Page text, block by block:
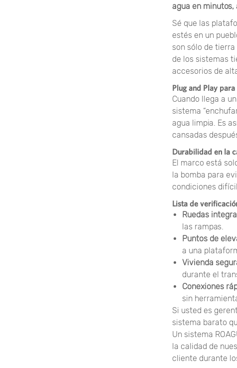
agua en
Sé que las
estés en un
son sólo de
de los sistemas
accesorios de
Plug and Play
Cuando llega a
sistema
agua limpia. Es
cansadas
Durabilidad en la
El marco está
la bomba para
condiciones
Lista de
Ruedas
las rampas.
Puntos de
a una
Vivienda
durante el
Conexiones
sin
Si usted es
sistema barato
Un sistema
la calidad de
cliente durante